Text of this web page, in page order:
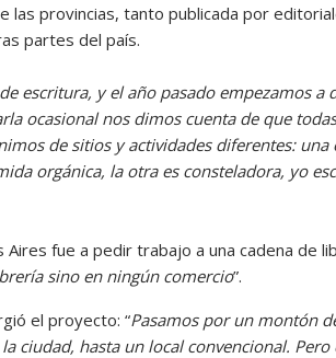
las provincias, tanto publicada por
partes del país.
escritura, y el año pasado empezamos a
ocasional nos dimos cuenta de que
de sitios y actividades diferentes: una
orgánica, la otra es consteladora, yo
fue a pedir trabajo a una cadena de
sino en ningún comercio”.
el proyecto: “Pasamos por un montón
ciudad, hasta un local convencional.